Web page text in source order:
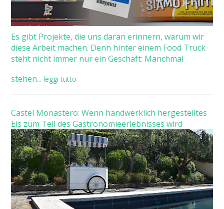
Es gibt Projekte, die uns daran erinnern, warum wir
diese Arbeit machen. Denn hinter einem Food Truck
steht nicht immer nur ein Geschäft: Manchmal
stehen... leggi tutto
Castel Monastero: Wenn handwerklich hergestelltes
Eis zum Teil des Gastronomieerlebnisses wird